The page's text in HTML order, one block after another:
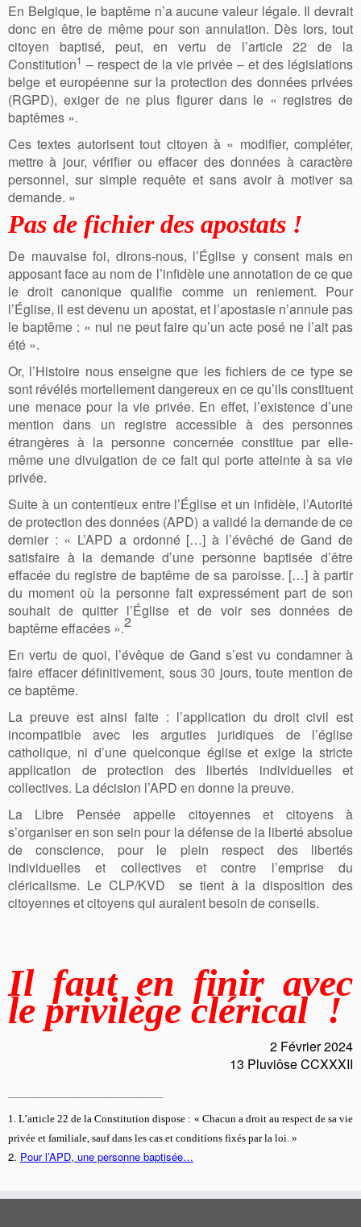
En Belgique, le baptême n’a aucune valeur légale. Il devrait
donc en être de même pour son annulation. Dès lors, tout
citoyen baptisé, peut, en vertu de l’article 22 de la
Constitution1 – respect de la vie privée – et des législations
belge et européenne sur la protection des données privées
(RGPD), exiger de ne plus figurer dans le « registres de
baptêmes ».
Ces textes autorisent tout citoyen à « modifier, compléter,
mettre à jour, vérifier ou effacer des données à caractère
personnel, sur simple requête et sans avoir à motiver sa
demande. »
Pas de fichier des apostats !
De mauvaise foi, dirons-nous, l’Église y consent mais en
apposant face au nom de l’infidèle une annotation de ce que
le droit canonique qualifie comme un reniement. Pour
l’Église, il est devenu un apostat, et l’apostasie n’annule pas
le baptême : « nul ne peut faire qu’un acte posé ne l’ait pas
été ».
Or, l’Histoire nous enseigne que les fichiers de ce type se
sont révélés mortellement dangereux en ce qu’ils constituent
une menace pour la vie privée. En effet, l’existence d’une
mention dans un registre accessible à des personnes
étrangères à la personne concernée constitue par elle-
même une divulgation de ce fait qui porte atteinte à sa vie
privée.
Suite à un contentieux entre l’Église et un infidèle, l’Autorité
de protection des données (APD) a validé la demande de ce
dernier : « L’APD a ordonné […] à l’évêché de Gand de
satisfaire à la demande d’une personne baptisée d’être
effacée du registre de baptême de sa paroisse. […] à partir
du moment où la personne fait expressément part de son
souhait de quitter l’Église et de voir ses données de
baptême effacées ».2
En vertu de quoi, l’évêque de Gand s’est vu condamner à
faire effacer définitivement, sous 30 jours, toute mention de
ce baptême.
La preuve est ainsi faite : l’application du droit civil est
incompatible avec les arguties juridiques de l’église
catholique, ni d’une quelconque église et exige la stricte
application de protection des libertés individuelles et
collectives. La décision l’APD en donne la preuve.
La Libre Pensée appelle citoyennes et citoyens à
s’organiser en son sein pour la défense de la liberté absolue
de conscience, pour le plein respect des libertés
individuelles et collectives et contre l’emprise du
cléricalisme. Le CLP/KVD se tient à la disposition des
citoyennes et citoyens qui auraient besoin de conseils.
Il faut en finir avec
le privilège clérical !
2 Février 2024
13 Pluviôse CCXXXII
1. L’article 22 de la Constitution dispose : « Chacun a droit au respect de sa vie
privée et familiale, sauf dans les cas et conditions fixés par la loi. »
2. Pour l’APD, une personne baptisée…